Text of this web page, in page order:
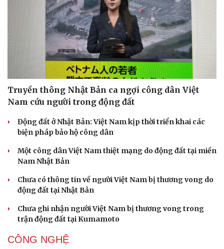
Truyền thông Nhật Bản ca ngợi công dân Việt
Nam cứu người trong động đất
Động đất ở Nhật Bản: Việt Nam kịp thời triển khai các
biện pháp bảo hộ công dân
Một công dân Việt Nam thiệt mạng do động đất tại miền
Nam Nhật Bản
Chưa có thông tin về người Việt Nam bị thương vong do
động đất tại Nhật Bản
Chưa ghi nhận người Việt Nam bị thương vong trong
trận động đất tại Kumamoto
CÔNG NGHỆ